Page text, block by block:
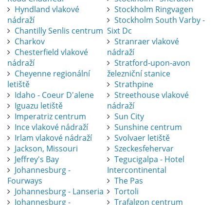
Hyndland vlakové
nádraží
Chantilly Senlis centrum
Charkov
Chesterfield vlakové
nádraží
Cheyenne regionální
letiště
Idaho - Coeur D'alene
Iguazu letiště
Imperatriz centrum
Ince vlakové nádraží
Irlam vlakové nádraží
Jackson, Missouri
Jeffrey's Bay
Johannesburg -
Fourways
Johannesburg - Lanseria
Johannesburg -
Stockholm Ringvagen
Stockholm South Varby -
Sixt Dc
Stranraer vlakové
nádraží
Stratford-upon-avon
železniční stanice
Strathpine
Streethouse vlakové
nádraží
Sun City
Sunshine centrum
Svolvaer letiště
Szeckesfehervar
Tegucigalpa - Hotel
Intercontinental
The Pas
Tortoli
Trafalgon centrum